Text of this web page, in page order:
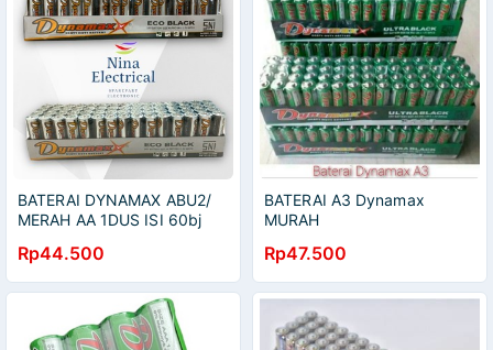
BATERAI DYNAMAX ABU2/
MERAH AA 1DUS ISI 60bj
Rp44.500
BATERAI A3 Dynamax
MURAH
Rp47.500